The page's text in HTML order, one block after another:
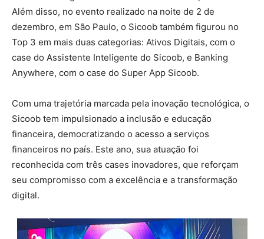
Além disso, no evento realizado na noite de 2 de
dezembro, em São Paulo, o Sicoob também figurou no
Top 3 em mais duas categorias: Ativos Digitais, com o
case do Assistente Inteligente do Sicoob, e Banking
Anywhere, com o case do Super App Sicoob.
Com uma trajetória marcada pela inovação tecnológica, o
Sicoob tem impulsionado a inclusão e educação
financeira, democratizando o acesso a serviços
financeiros no país. Este ano, sua atuação foi
reconhecida com três cases inovadores, que reforçam
seu compromisso com a excelência e a transformação
digital.